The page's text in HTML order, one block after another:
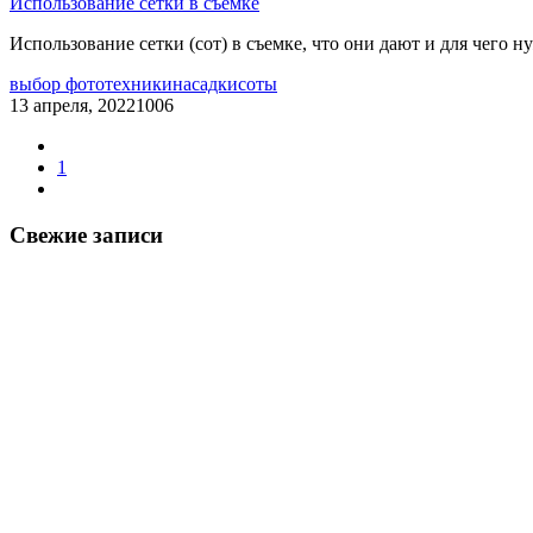
Использование сетки (сот) в съемке, что они дают и для чего
выбор фототехникинасадкисоты
13 апреля, 20221006
1
Свежие записи